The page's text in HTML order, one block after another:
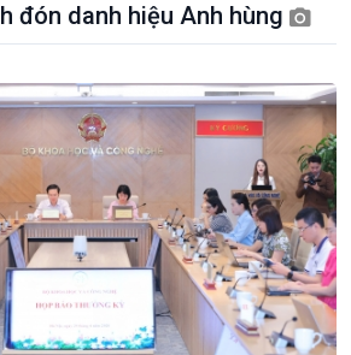
Thời sự 6h
Thời sự 12h
Thời sự 18h
Thời sự 21h30
Bản tin
Chuyên mục
Theo dòng Thời sự
đón danh hiệu Anh hùng